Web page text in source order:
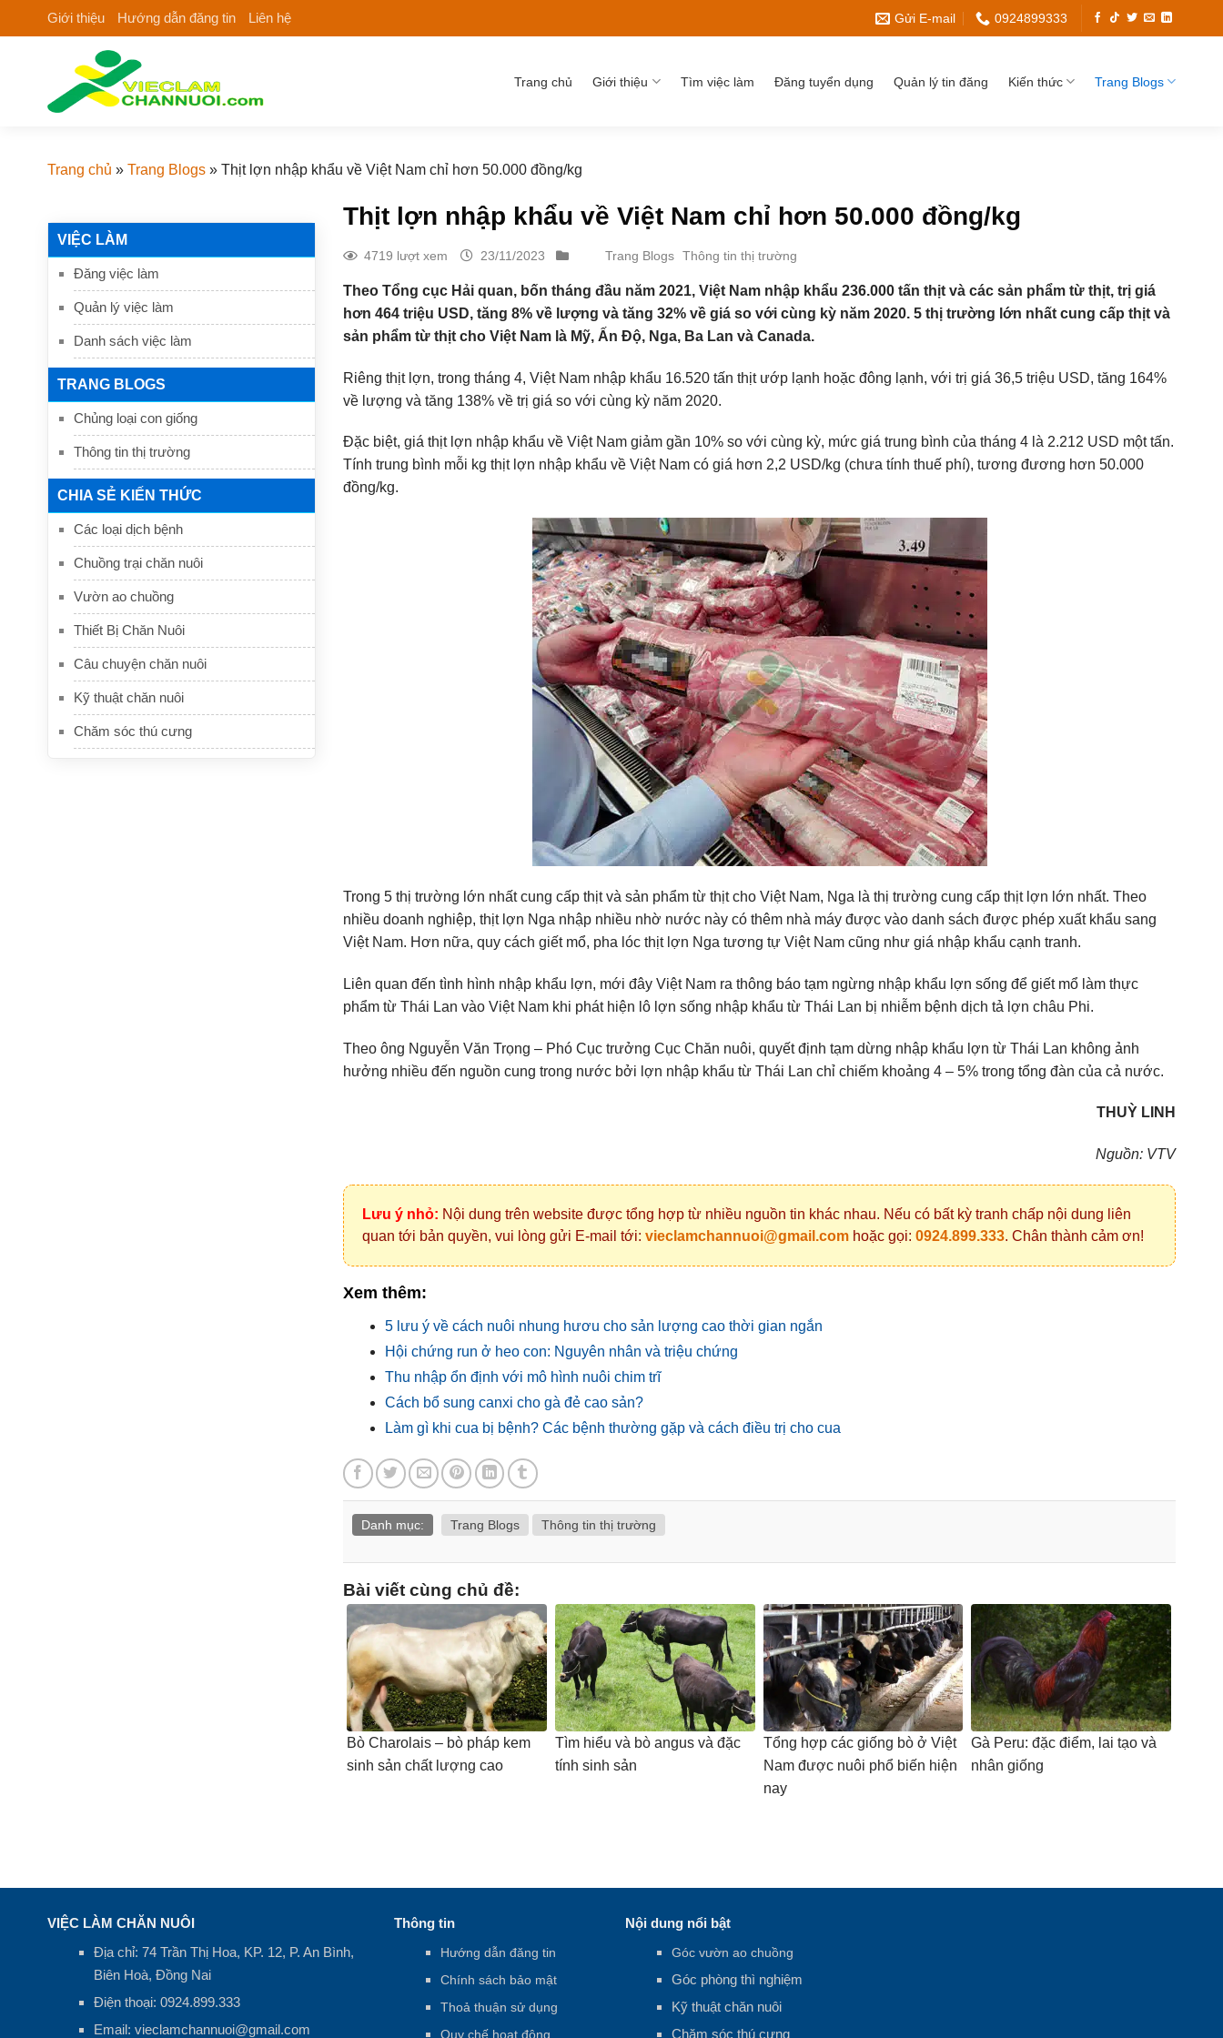
to
Giới thiệu Hướng dẫn đăng tin Liên hệ Gửi E-mail 0924899333
Trang chủ Giới thiệu Tìm việc làm Đăng tuyển dụng Quản lý tin đăng Kiến thức Trang Blogs
Trang chủ » Trang Blogs » Thịt lợn nhập khẩu về Việt Nam chỉ hơn 50.000 đồng/kg
VIỆC LÀM
Đăng việc làm
Quản lý việc làm
Danh sách việc làm
TRANG BLOGS
Chủng loại con giống
Thông tin thị trường
CHIA SẺ KIẾN THỨC
Các loại dịch bệnh
Chuồng trại chăn nuôi
Vườn ao chuồng
Thiết Bị Chăn Nuôi
Câu chuyện chăn nuôi
Kỹ thuật chăn nuôi
Chăm sóc thú cưng
Thịt lợn nhập khẩu về Việt Nam chỉ hơn 50.000 đồng/kg
4719 lượt xem 23/11/2023 Trang Blogs Thông tin thị trường
Theo Tổng cục Hải quan, bốn tháng đầu năm 2021, Việt Nam nhập khẩu 236.000 tấn thịt và các sản phẩm từ thịt, trị giá
hơn 464 triệu USD, tăng 8% về lượng và tăng 32% về giá so với cùng kỳ năm 2020. 5 thị trường lớn nhất cung cấp thịt và
sản phẩm từ thịt cho Việt Nam là Mỹ, Ấn Độ, Nga, Ba Lan và Canada.
Riêng thịt lợn, trong tháng 4, Việt Nam nhập khẩu 16.520 tấn thịt ướp lạnh hoặc đông lạnh, với trị giá 36,5 triệu USD, tăng 164%
về lượng và tăng 138% về trị giá so với cùng kỳ năm 2020.
Đặc biệt, giá thịt lợn nhập khẩu về Việt Nam giảm gần 10% so với cùng kỳ, mức giá trung bình của tháng 4 là 2.212 USD một tấn.
Tính trung bình mỗi kg thịt lợn nhập khẩu về Việt Nam có giá hơn 2,2 USD/kg (chưa tính thuế phí), tương đương hơn 50.000
đồng/kg.
Trong 5 thị trường lớn nhất cung cấp thịt và sản phẩm từ thịt cho Việt Nam, Nga là thị trường cung cấp thịt lợn lớn nhất. Theo
nhiều doanh nghiệp, thịt lợn Nga nhập nhiều nhờ nước này có thêm nhà máy được vào danh sách được phép xuất khẩu sang
Việt Nam. Hơn nữa, quy cách giết mổ, pha lóc thịt lợn Nga tương tự Việt Nam cũng như giá nhập khẩu cạnh tranh.
Liên quan đến tình hình nhập khẩu lợn, mới đây Việt Nam ra thông báo tạm ngừng nhập khẩu lợn sống để giết mổ làm thực
phẩm từ Thái Lan vào Việt Nam khi phát hiện lô lợn sống nhập khẩu từ Thái Lan bị nhiễm bệnh dịch tả lợn châu Phi.
Theo ông Nguyễn Văn Trọng – Phó Cục trưởng Cục Chăn nuôi, quyết định tạm dừng nhập khẩu lợn từ Thái Lan không ảnh
hưởng nhiều đến nguồn cung trong nước bởi lợn nhập khẩu từ Thái Lan chỉ chiếm khoảng 4 – 5% trong tổng đàn của cả nước.
THUỲ LINH
Nguồn: VTV
Lưu ý nhỏ: Nội dung trên website được tổng hợp từ nhiều nguồn tin khác nhau. Nếu có bất kỳ tranh chấp nội dung liên
quan tới bản quyền, vui lòng gửi E-mail tới: vieclamchannuoi@gmail.com hoặc gọi: 0924.899.333. Chân thành cảm ơn!
Xem thêm:
5 lưu ý về cách nuôi nhung hươu cho sản lượng cao thời gian ngắn
Hội chứng run ở heo con: Nguyên nhân và triệu chứng
Thu nhập ổn định với mô hình nuôi chim trĩ
Cách bổ sung canxi cho gà đẻ cao sản?
Làm gì khi cua bị bệnh? Các bệnh thường gặp và cách điều trị cho cua
Danh mục: Trang Blogs Thông tin thị trường
Bài viết cùng chủ đề:
Bò Charolais – bò pháp kem
sinh sản chất lượng cao
Tìm hiểu và bò angus và đặc
tính sinh sản
Tổng hợp các giống bò ở Việt
Nam được nuôi phổ biến hiện
nay
Gà Peru: đặc điểm, lai tạo và
nhân giống
VIỆC LÀM CHĂN NUÔI
Địa chỉ: 74 Trần Thị Hoa, KP. 12, P. An Bình,
Biên Hoà, Đồng Nai
Điện thoại: 0924.899.333
Email: vieclamchannuoi@gmail.com
Thông tin
Hướng dẫn đăng tin
Chính sách bảo mật
Thoả thuận sử dụng
Quy chế hoạt động
Nội dung nổi bật
Góc vườn ao chuồng
Góc phòng thì nghiệm
Kỹ thuật chăn nuôi
Chăm sóc thú cưng